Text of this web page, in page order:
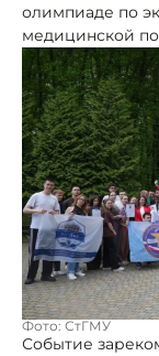
олимпиаде по
медицинской
Фото: СтГМУ
Событие